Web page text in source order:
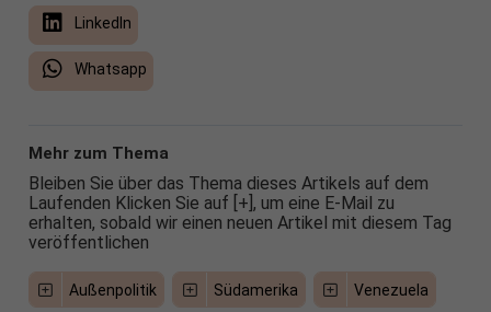
LinkedIn
Whatsapp
Mehr zum Thema
Bleiben Sie über das Thema dieses Artikels auf dem
Laufenden Klicken Sie auf [+], um eine E-Mail zu
erhalten, sobald wir einen neuen Artikel mit diesem Tag
veröffentlichen
Außenpolitik Südamerika Venezuela